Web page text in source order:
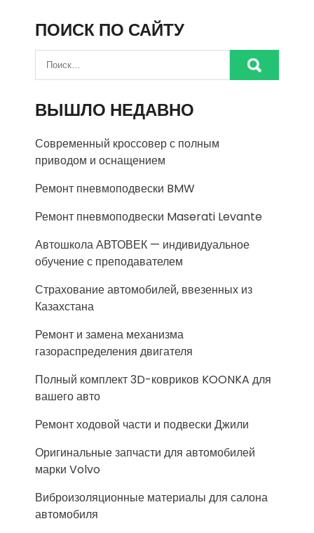
ПОИСК ПО САЙТУ
ВЫШЛО НЕДАВНО
Современный кроссовер с полным
приводом и оснащением
Ремонт пневмоподвески BMW
Ремонт пневмоподвески Maserati Levante
Автошкола АВТОВЕК — индивидуальное
обучение с преподавателем
Страхование автомобилей, ввезенных из
Казахстана
Ремонт и замена механизма
газораспределения двигателя
Полный комплект 3D-ковриков KOONKA для
вашего авто
Ремонт ходовой части и подвески Джили
Оригинальные запчасти для автомобилей
марки Volvo
Виброизоляционные материалы для салона
автомобиля